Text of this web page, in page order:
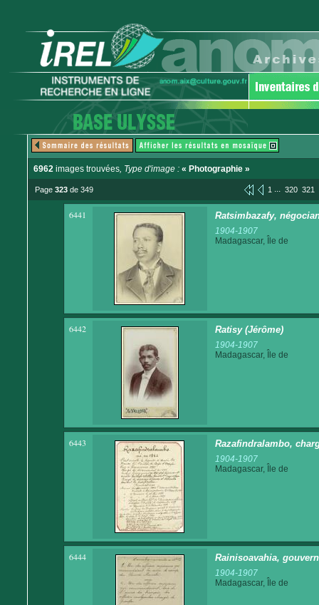
6962 images trouvées, Type d'image : « Photographie »
Page 323 de 349 1 ... 320 321
6441 Ratsimbazafy,
1904-1907
Madagascar, Île de
6442 Ratisy (Jérôme)
1904-1907
Madagascar, Île de
6443 Razafindralambo,
1904-1907
Madagascar, Île de
6444 Rainisoavahia,
1904-1907
Madagascar, Île de